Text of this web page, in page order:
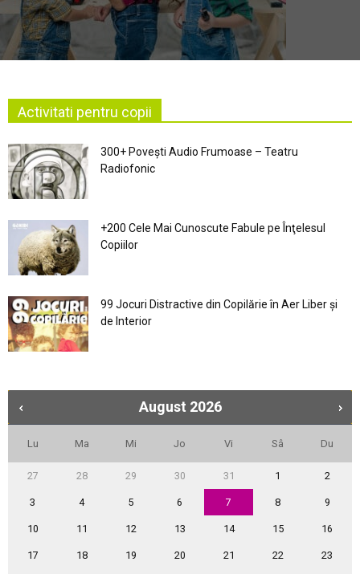
Activitati pentru copii
300+ Povești Audio Frumoase – Teatru
Radiofonic
+200 Cele Mai Cunoscute Fabule pe Înţelesul
Copiilor
99 Jocuri Distractive din Copilărie în Aer Liber şi
de Interior
August 2026
Lu Ma Mi Jo Vi Sâ Du
27 28 29 30 31 1 2
3 4 5 6 7 8 9
10 11 12 13 14 15 16
17 18 19 20 21 22 23